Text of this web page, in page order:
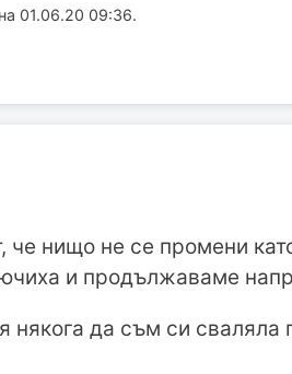
01.06.20 09:36.
че нищо не се промени
и продължаваме
някога да съм си